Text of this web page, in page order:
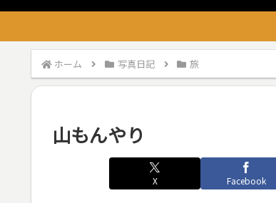
ホーム 写真日記 旅
山もんやり
X Facebook